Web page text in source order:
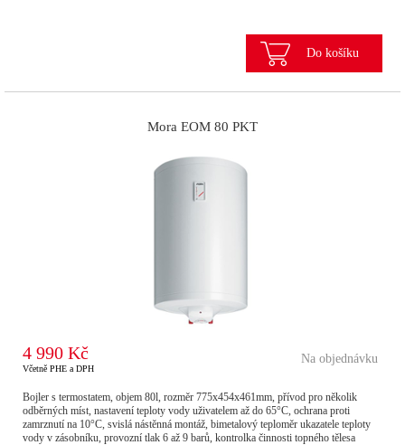
Do košíku
Mora EOM 80 PKT
4 990 Kč
Včetně PHE a DPH
Na objednávku
Bojler s termostatem, objem 80l, rozměr 775x454x461mm, přívod pro několik
odběrných míst, nastavení teploty vody uživatelem až do 65°C, ochrana proti
zamrznutí na 10°C, svislá nástěnná montáž, bimetalový teploměr ukazatele teploty
vody v zásobníku, provozní tlak 6 až 9 barů, kontrolka činnosti topného tělesa